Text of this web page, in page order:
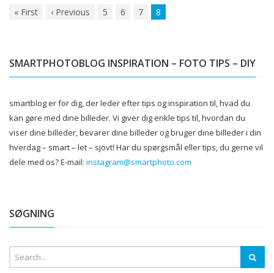
« First ‹ Previous 5 6 7 8
SMARTPHOTOBLOG INSPIRATION – FOTO TIPS – DIY
smartblog er for dig, der leder efter tips og inspiration til, hvad du
kan gøre med dine billeder. Vi giver dig enkle tips til, hvordan du
viser dine billeder, bevarer dine billeder og bruger dine billeder i din
hverdag – smart – let – sjovt! Har du spørgsmål eller tips, du gerne vil
dele med os?E-mail: instagram@smartphoto.com
SØGNING